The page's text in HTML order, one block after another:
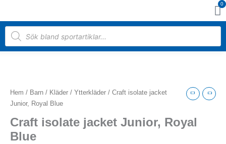
innehåll
0
Products
search
Hem / Barn / Kläder / Ytterkläder / Craft isolate jacket
Junior, Royal Blue
Craft isolate jacket Junior, Royal
Blue
jacket
Junior,
Blue
mängd